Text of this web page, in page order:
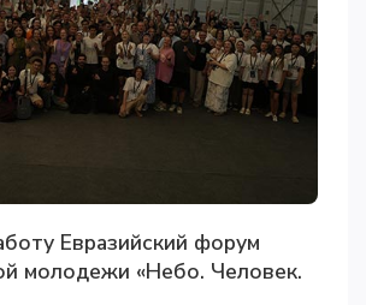
Евразийский форум
молодежи «Небо. Человек.